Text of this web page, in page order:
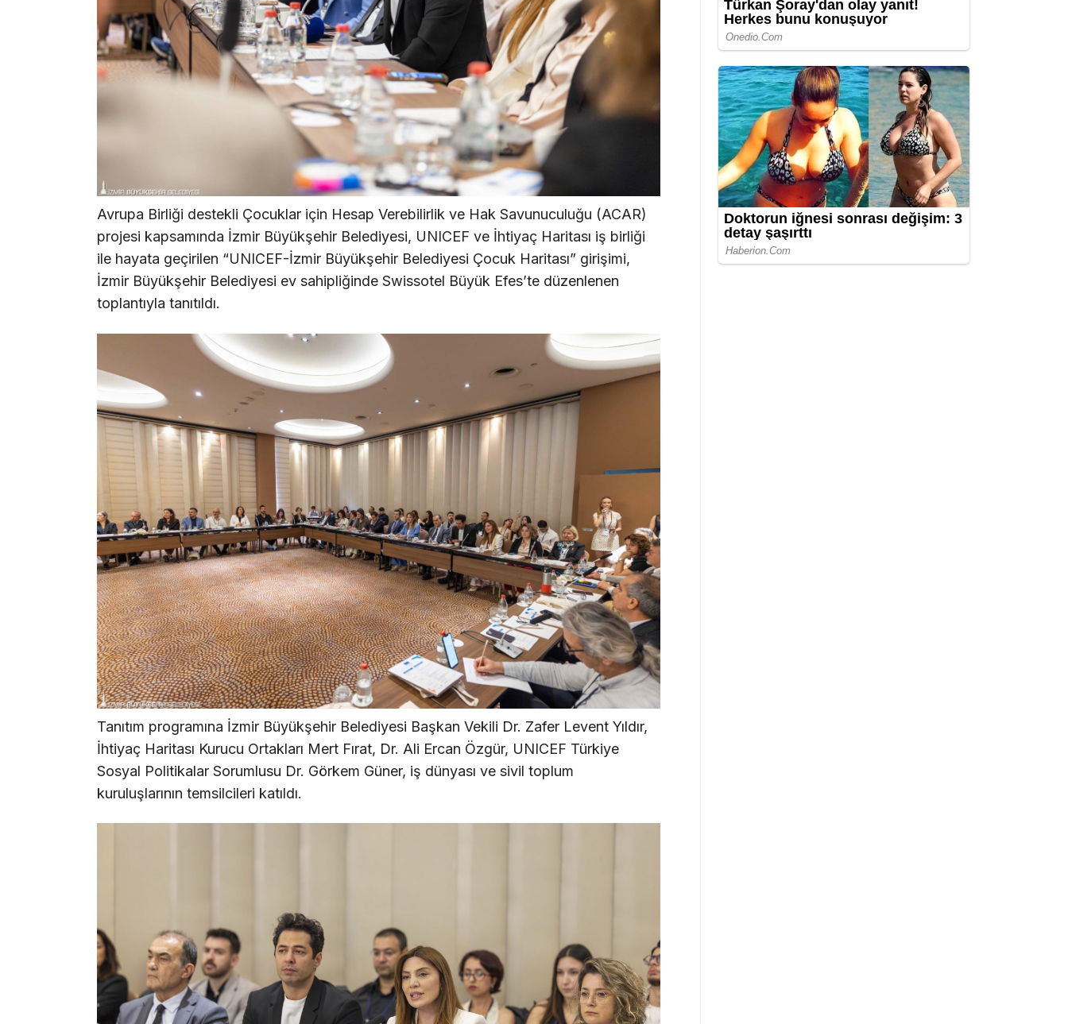
Avrupa Birliği destekli Çocuklar için Hesap Verebilirlik ve Hak Savunuculuğu (ACAR)
projesi kapsamında İzmir Büyükşehir Belediyesi, UNICEF ve İhtiyaç Haritası iş birliği
ile hayata geçirilen “UNICEF-İzmir Büyükşehir Belediyesi Çocuk Haritası” girişimi,
İzmir Büyükşehir Belediyesi ev sahipliğinde Swissotel Büyük Efes’te düzenlenen
toplantıyla tanıtıldı.
Tanıtım programına İzmir Büyükşehir Belediyesi Başkan Vekili Dr. Zafer Levent Yıldır,
İhtiyaç Haritası Kurucu Ortakları Mert Fırat, Dr. Ali Ercan Özgür, UNICEF Türkiye
Sosyal Politikalar Sorumlusu Dr. Görkem Güner, iş dünyası ve sivil toplum
kuruluşlarının temsilcileri katıldı.